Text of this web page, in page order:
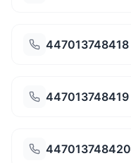
447013748418
447013748419
447013748420